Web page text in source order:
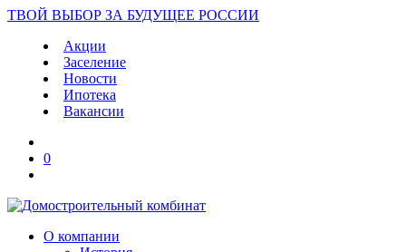
ТВОЙ ВЫБОР ЗА БУДУЩЕЕ РОССИИ
Акции
Заселение
Новости
Ипотека
Вакансии
0
О компании